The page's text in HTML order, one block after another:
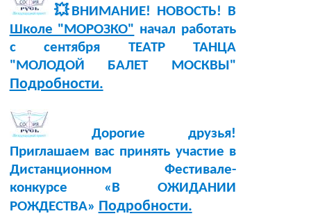
💥ВНИМАНИЕ! НОВОСТЬ! В
Школе "МОРОЗКО" начал работать
с сентября ТЕАТР ТАНЦА
"МОЛОДОЙ БАЛЕТ МОСКВЫ"
Подробности.
Дорогие друзья!
Приглашаем вас принять участие в
Дистанционном Фестивале-
конкурсе «В ОЖИДАНИИ
РОЖДЕСТВА» Подробности.